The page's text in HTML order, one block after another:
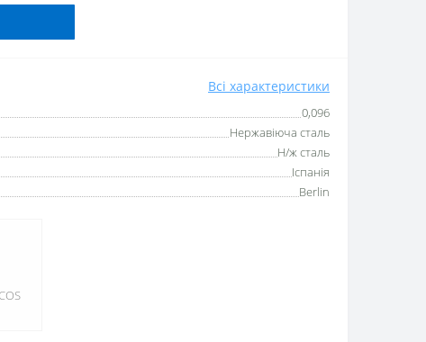
Всі характеристики
0,096
Нержавіюча сталь
Н/ж сталь
Іспанія
Berlin